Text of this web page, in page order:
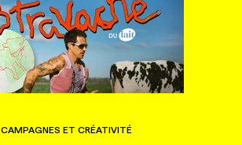
CAMPAGNES ET CRÉATIVITÉ